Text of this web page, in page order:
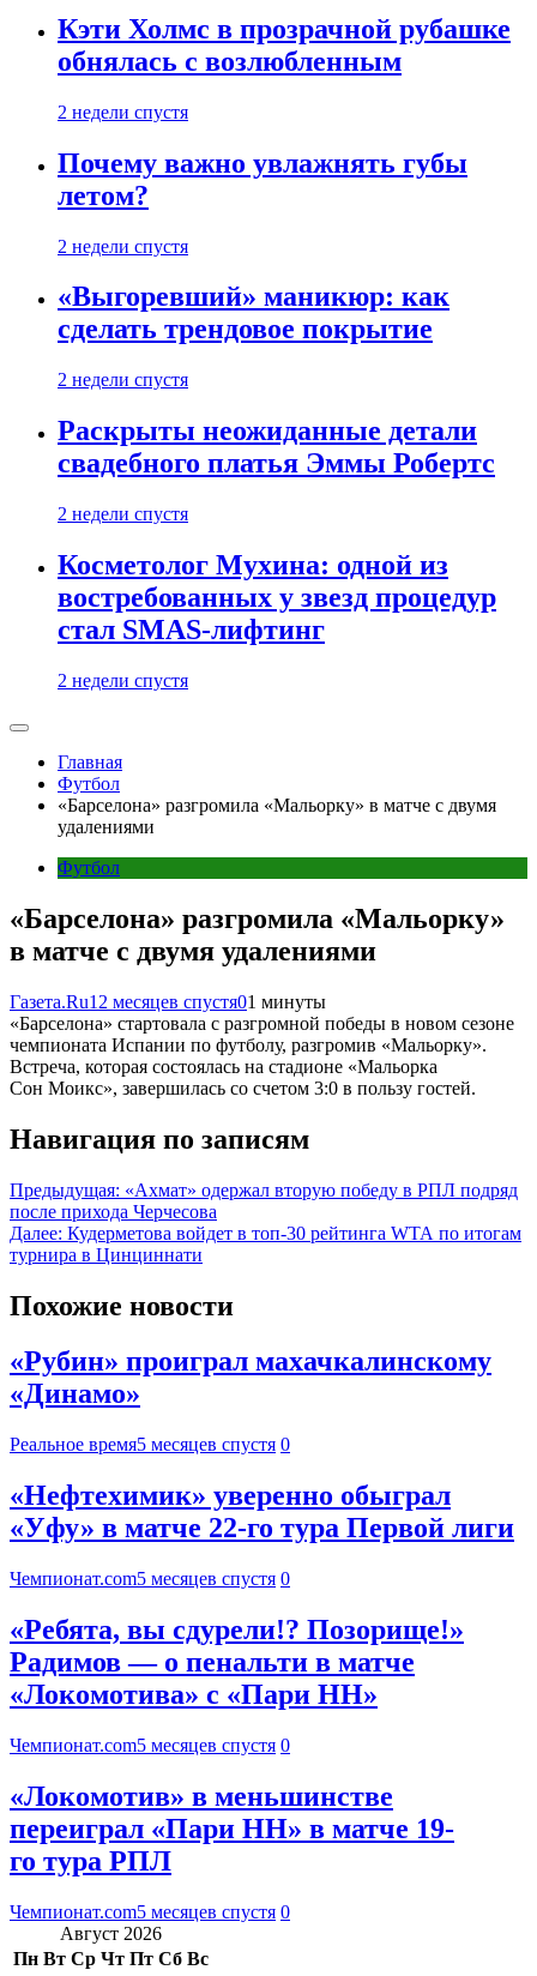
Кэти Холмс в прозрачной рубашке
обнялась с возлюбленным
2 недели спустя
Почему важно увлажнять губы
летом?
2 недели спустя
«Выгоревший» маникюр: как
сделать трендовое покрытие
2 недели спустя
Раскрыты неожиданные детали
свадебного платья Эммы Робертс
2 недели спустя
Косметолог Мухина: одной из
востребованных у звезд процедур
стал SMAS-лифтинг
2 недели спустя
Главная
Футбол
«Барселона» разгромила «Мальорку» в матче с двумя
удалениями
Футбол
«Барселона» разгромила «Мальорку»
в матче с двумя удалениями
Газета.Ru12 месяцев спустя01 минуты
«Барселона» стартовала с разгромной победы в новом сезоне
чемпионата Испании по футболу, разгромив «Мальорку».
Встреча, которая состоялась на стадионе «Мальорка
Сон Моикс», завершилась со счетом 3:0 в пользу гостей.
Навигация по записям
Предыдущая: «Ахмат» одержал вторую победу в РПЛ подряд
после прихода Черчесова
Далее: Кудерметова войдет в топ-30 рейтинга WTA по итогам
турнира в Цинциннати
Похожие новости
«Рубин» проиграл махачкалинскому
«Динамо»
Реальное время5 месяцев спустя 0
«Нефтехимик» уверенно обыграл
«Уфу» в матче 22-го тура Первой лиги
Чемпионат.com5 месяцев спустя 0
«Ребята, вы сдурели!? Позорище!»
Радимов — о пенальти в матче
«Локомотива» с «Пари НН»
Чемпионат.com5 месяцев спустя 0
«Локомотив» в меньшинстве
переиграл «Пари НН» в матче 19-
го тура РПЛ
Чемпионат.com5 месяцев спустя 0
Август 2026
Пн Вт Ср Чт Пт Сб Вс